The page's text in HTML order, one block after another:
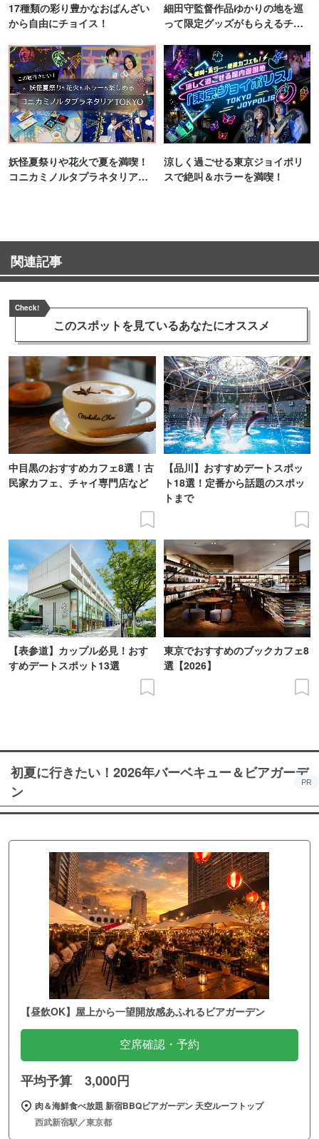
17種類の彩り豊かなおばんざい
から自由にチョイス！
細田守監督作品ゆかりの地を巡
って限定グッズがもらえるチャ
妖怪夏祭りや花火で夏を満喫！
コニカミノルタプラネタリア
涼しく過ごせる東京ジョイポリ
スで絶叫＆ホラーを満喫！
関連記事
Check!
このスポットを見ているあなたにオススメ
中目黒のおすすめカフェ8選！古
民家カフェ、チャイ専門店など
【品川】おすすめデートスポッ
ト18選！定番から話題のスポッ
トまで
【表参道】カップル必見！おす
すめデートスポット13選
東京でおすすめのブックカフェ8
選【2026】
初夏に行きたい！2026年バーベキュー＆ビアガーデ
ン
PR
【昼飲OK】屋上から一望開放感あふれるビアガーデン
空席確認・予約
平均予算 3,000円
肉＆海鮮食べ放題 新宿BBQビアガーデン 天空ルーフトップ
西武新宿駅／東京都